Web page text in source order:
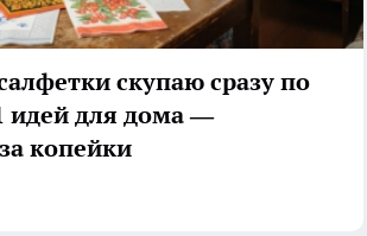
скупаю сразу по
идей для дома —
копейки